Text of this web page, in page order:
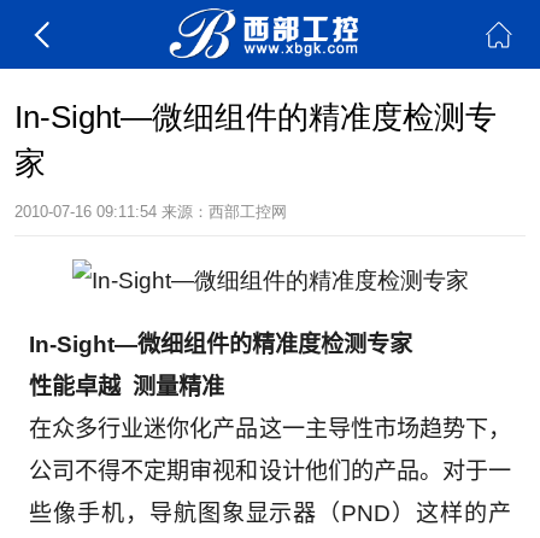
In-Sight—微细组件的精准度检测专
家
2010-07-16 09:11:54 来源： 西部工控网
In-Sight—微细组件的精准度检测专家
性能卓越 测量精准
在众多行业迷你化产品这一主导性市场趋势下，
公司不得不定期审视和设计他们的产品。对于一
些像手机，导航图象显示器（PND）这样的产